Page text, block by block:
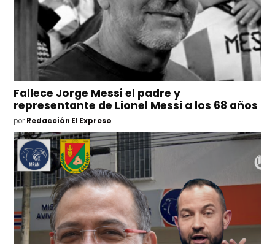
Fallece Jorge Messi el padre y
representante de Lionel Messi a los 68 años
por Redacción El Expreso